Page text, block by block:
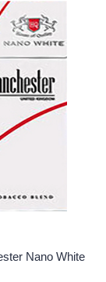
Nano White